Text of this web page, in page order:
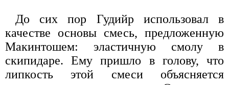
До сих пор Гудийр использовал в
качестве основы смесь, предложенную
Макинтошем: эластичную смолу в
скипидаре. Ему пришло в голову, что
липкость этой смеси объясняется